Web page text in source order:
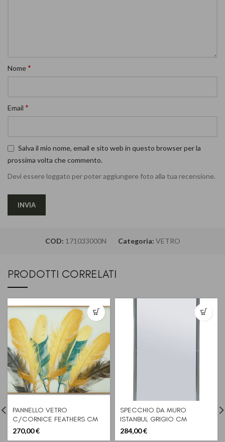
Nome*
Email *
Salva il mio nome, email e sito web in questo browser per la
prossima volta che commento.
Devi essere loggato per poter aggiungere foto alla tua recensione.
COD: 171033000N Categoria: VETRO
PRODOTTI CORRELATI
PANNELLO VETRO
C/CORNICE FEATHERS CM
120X3,5X80
270,00€
SPECCHIO DA MURO
ISTANBUL GRIGIO CM
60X2X150 (MISURA
SPECCHIO CM 54X143,5)
284,00€